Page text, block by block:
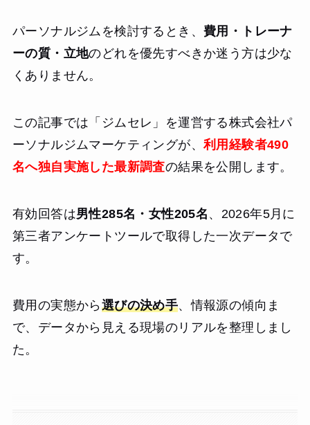
パーソナルジムを検討するとき、 費用・トレーナ
ーの質・立地のどれを優先すべきか迷う方は少な
くありません。
この記事では「ジムセレ」を運営する株式会社パ
ーソナルジムマーケティングが、 利用経験者490
名へ独自実施した最新調査の結果を公開します。
有効回答は男性285名・女性205名 、2026年5月に
第三者アンケートツールで取得した一次データで
す。
費用の実態から 選びの決め手、情報源の傾向ま
で、データから見える現場のリアルを整理しまし
た。